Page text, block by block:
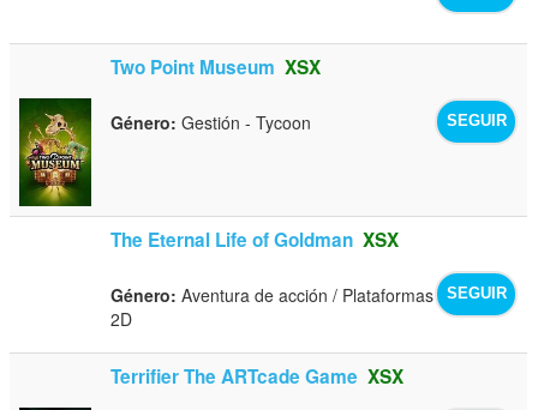
Two Point Museum XSX
SEGUIR
Género: Gestión - Tycoon
The Eternal Life of Goldman XSX
SEGUIR
Género: Aventura de acción / Plataformas
2D
Terrifier The ARTcade Game XSX